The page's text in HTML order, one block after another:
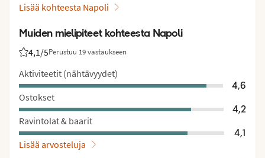
Lisää kohteesta Napoli
Muiden mielipiteet kohteesta Napoli
4,1 /5Perustuu 19 vastaukseen
Asiakkaidemme arviot: 4.1/5
Aktiviteetit (nähtävyydet)
4,6
Ostokset
4,2
Ravintolat & baarit
4,1
Lisää arvosteluja